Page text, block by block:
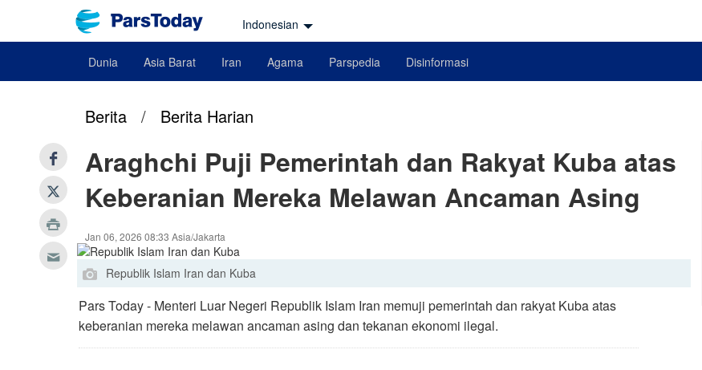
Indonesian
Dunia Asia Barat Iran Agama Parspedia Disinformasi
Berita / Berita Harian
Araghchi Puji Pemerintah dan Rakyat Kuba atas
Keberanian Mereka Melawan Ancaman Asing
Jan 06, 2026 08:33 Asia/Jakarta
Republik Islam Iran dan Kuba
Pars Today - Menteri Luar Negeri Republik Islam Iran memuji pemerintah dan rakyat Kuba atas
keberanian mereka melawan ancaman asing dan tekanan ekonomi ilegal.